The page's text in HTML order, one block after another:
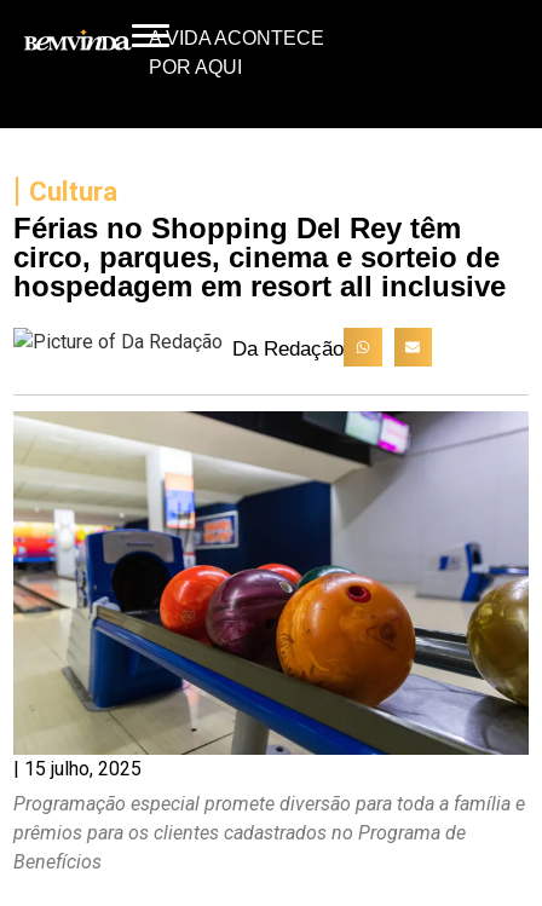
A VIDA ACONTECE
POR AQUI
| Cultura
Férias no Shopping Del Rey têm
circo, parques, cinema e sorteio de
hospedagem em resort all inclusive
Da Redação
| 15 julho, 2025
Programação especial promete diversão para toda a família e
prêmios para os clientes cadastrados no Programa de
Benefícios